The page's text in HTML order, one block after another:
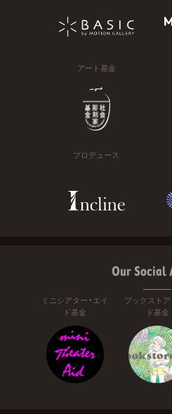
アート基金
プロデュース
Our Social
ミニシアター・エイ
ド基金
ブックストア
ド基金